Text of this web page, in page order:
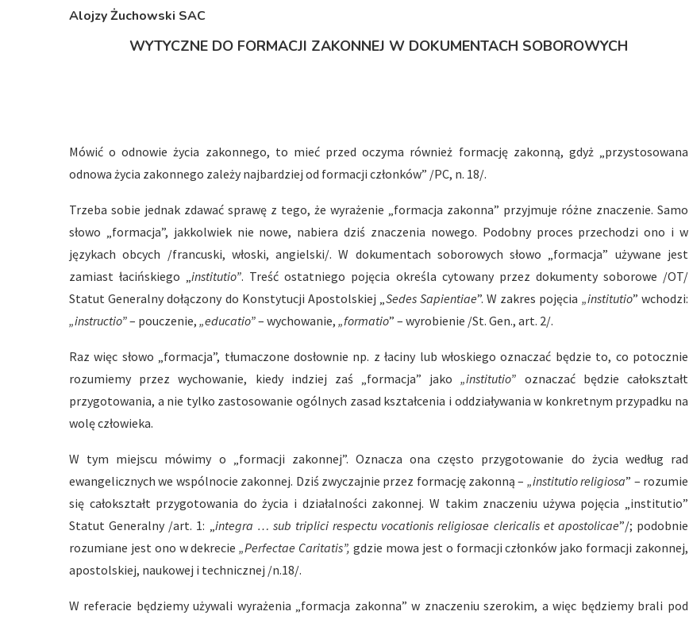
Alojzy Żuchowski SAC
WYTYCZNE DO FORMACJI ZAKONNEJ W DOKUMENTACH SOBOROWYCH
Mówić o odnowie życia zakonnego, to mieć przed oczyma również formację zakonną, gdyż „przystosowana
odnowa życia zakonnego zależy najbardziej od formacji członków” /PC, n. 18/.
Trzeba sobie jednak zdawać sprawę z tego, że wyrażenie „formacja zakonna” przyjmuje różne znaczenie. Samo
słowo „formacja”, jakkolwiek nie nowe, nabiera dziś znaczenia nowego. Podobny proces przechodzi ono i w
językach obcych /francuski, włoski, angielski/. W dokumentach soborowych słowo „formacja” używane jest
zamiast łacińskiego „institutio”. Treść ostatniego pojęcia określa cytowany przez dokumenty soborowe /OT/
Statut Generalny dołączony do Konstytucji Apostolskiej „Sedes Sapientiae”. W zakres pojęcia „institutio” wchodzi:
„instructio”– pouczenie, „educatio”– wychowanie, „formatio” – wyrobienie /St. Gen., art. 2/.
Raz więc słowo „formacja”, tłumaczone dosłownie np. z łaciny lub włoskiego oznaczać będzie to, co potocznie
rozumiemy przez wychowanie, kiedy indziej zaś „formacja” jako„institutio” oznaczać będzie całokształt
przygotowania, a nie tylko zastosowanie ogólnych zasad kształcenia i oddziaływania w konkretnym przypadku na
wolę człowieka.
W tym miejscu mówimy o „formacji zakonnej”. Oznacza ona często przygotowanie do życia według rad
ewangelicznych we wspólnocie zakonnej. Dziś zwyczajnie przez formację zakonną – „institutio religiosa” – rozumie
się całokształt przygotowania do życia i działalności zakonnej. W takim znaczeniu używa pojęcia „institutio”
Statut Generalny /art. 1: „integra … sub triplici respectu vocationis religiosae clericalis et apostolicae”/; podobnie
rozumiane jest ono w dekrecie„Perfectae Caritatis”, gdzie mowa jest o formacji członków jako formacji zakonnej,
apostolskiej, naukowej i technicznej /n.18/.
W referacie będziemy używali wyrażenia „formacja zakonna” w znaczeniu szerokim, a więc będziemy brali pod